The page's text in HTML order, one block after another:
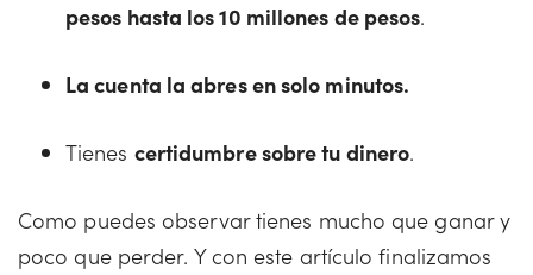
pesos hasta los 10 millones de pesos.
La cuenta la abres en solo minutos.
Tienes certidumbre sobre tu dinero.
Como puedes observar tienes mucho que ganar y
poco que perder. Y con este artículo finalizamos